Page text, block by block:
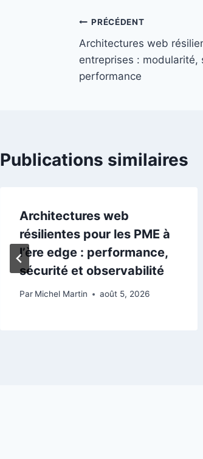
Navigation
de
l’article
PRÉCÉDENT
Architectures web
entreprises : modularité,
performance
Publications similaires
Architectures web
résilientes pour les PME à
l’ère edge : performance,
sécurité et observabilité
Par Michel Martin août 5, 2026